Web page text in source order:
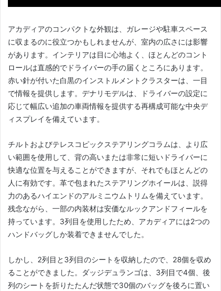
アカディアのコンパクトな外観は、ガレージや駐車スペース
に収まるのに役立つかもしれませんが、室内の広さには影響
があります。 インテリアは目に心地よく、ほとんどのコント
ロールは直感的でドライバーの手の届くところにあります。
赤い針が付いた白黒のインストルメントクラスターは、一目
で情報を提供します。 デナリモデルは、ドライバーの設定に
応じて幅広い追加の車両情報を提供する再構成可能な中央デ
ィスプレイを備えています。
チルトおよびテレスコピックステアリングコラムは、より広
い範囲を使用して、背の高いまたは非常に短いドライバーに
快適な位置を与えることができますが、それでもほとんどの
人に有効です。 革で包まれたステアリングホイールは、説得
力のあるハイエンドのアルミニウムトリムを備えています。
残念ながら、一部の内装材は安価なルックアンドフィールを
持っています。 3列目を使用したため、アカディアには2つの
ハンドバッグしか装着できませんでした。
しかし、2列目と3列目のシートを収納したので、28個を収め
ることができました。ダッジデュランゴは、3列目で4個、後
列のシートを折りたたんだ状態で30個のバッグを後ろに置い